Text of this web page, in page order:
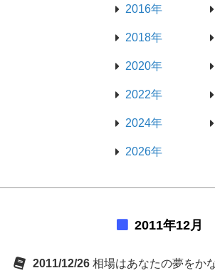
2016年
2018年
2020年
2022年
2024年
2026年
2011年12月
2011/12/26 相場はあなたの夢をか